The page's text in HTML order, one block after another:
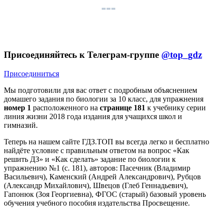
Присоединяйтесь к Телеграм-группе @top_gdz
Присоединиться
Мы подготовили для вас ответ c подробным объяснением
домашего задания по биологии за 10 класс, для упражнения
номер 1 расположенного на странице 181 к учебнику серии
линия жизни 2018 года издания для учащихся школ и
гимназий.
Теперь на нашем сайте ГДЗ.ТОП вы всегда легко и бесплатно
найдёте условие с правильным ответом на вопрос «Как
решить ДЗ» и «Как сделать» задание по биологии к
упражнению №1 (с. 181), авторов: Пасечник (Владимир
Васильевич), Каменский (Андрей Александрович), Рубцов
(Александр Михайлович), Швецов (Глеб Геннадьевич),
Гапонюк (Зоя Георгиевна), ФГОС (старый) базовый уровень
обучения учебного пособия издательства Просвещение.